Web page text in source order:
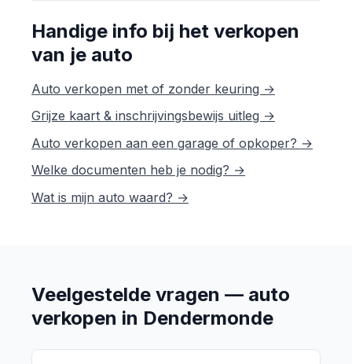
Handige info bij het verkopen
van je auto
Auto verkopen met of zonder keuring →
Grijze kaart & inschrijvingsbewijs uitleg →
Auto verkopen aan een garage of opkoper? →
Welke documenten heb je nodig? →
Wat is mijn auto waard? →
Veelgestelde vragen — auto
verkopen in Dendermonde